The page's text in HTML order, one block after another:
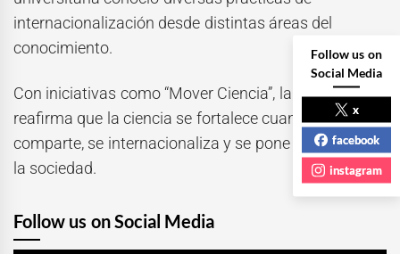
internacionalización desde distintas áreas del
conocimiento.
Con iniciativas como “Mover Ciencia”, la UAEMéx
reafirma que la ciencia se fortalece cuando se
comparte, se internacionaliza y se pone al servicio de
la sociedad.
Follow us on Social Media
Follow us on
Social Media
x
facebook
instagram